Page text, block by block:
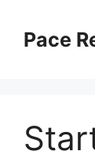
Inhalt
springen
Pace